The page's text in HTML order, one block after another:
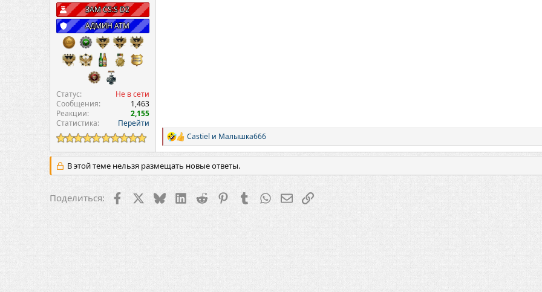
ЗАМ CS:S D2
АДМИН ATM
Статус
Не в сети
Сообщения
1,463
Реакции
2,155
Статистика
Перейти
Р
е
к
Castiel и Малышка666
В этой теме нельзя размещать новые ответы.
Поделиться: Facebook BlueskyLinkedIn
Reddit PinterestTumblrWhatsAppЭлектронная почта
Ссылка